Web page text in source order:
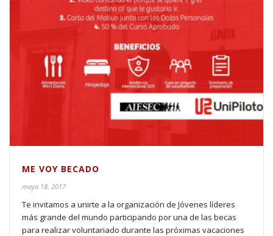
ME VOY BECADO
mayo 18, 2017
Te invitamos a unirte a la organización de Jóvenes líderes
más grande del mundo participando por una de las becas
para realizar voluntariado durante las próximas vacaciones